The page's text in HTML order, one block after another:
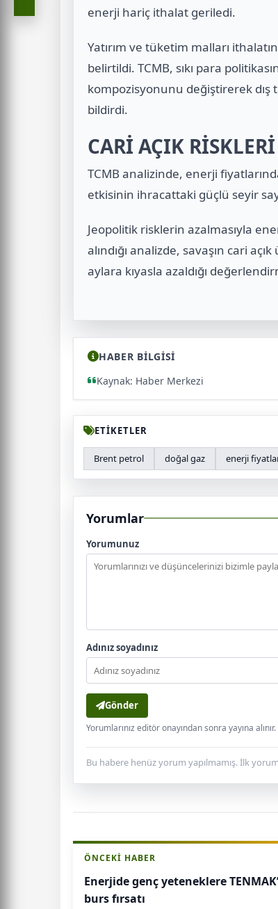
enerji hariç ithalat geriledi.
Yatırım ve tüketim malları
belirtildi. TCMB, sıkı para
kompozisyonunu değiştirerek
bildirdi.
CARİ AÇIK
TCMB analizinde, enerji
etkisinin ihracattaki güçlü seyir
Jeopolitik risklerin azalmasıyla
alındığı analizde, savaşın cari
aylara kıyasla azaldığı
HABER BİLGİSİ
Kaynak: Haber Merkezi
ETİKETLER
Brent petrol doğal gaz enerji
Yorumlar
Yorumunuz
Adınız soyadınız
Gönder
Yorumlarınız editör onayından sonra yayına alınır.
Bu habere henüz yorum yapılmamış. İlk
ÖNCEKI HABER
Enerjide genç yeteneklere
burs fırsatı